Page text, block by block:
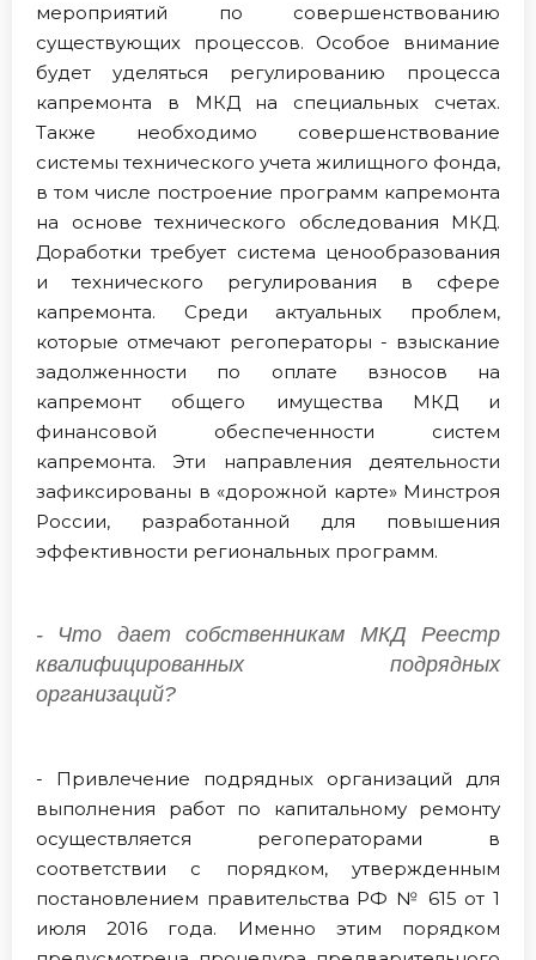
мероприятий по совершенствованию
существующих процессов. Особое внимание
будет уделяться регулированию процесса
капремонта в МКД на специальных счетах.
Также необходимо совершенствование
системы технического учета жилищного фонда,
в том числе построение программ капремонта
на основе технического обследования МКД.
Доработки требует система ценообразования
и технического регулирования в сфере
капремонта. Среди актуальных проблем,
которые отмечают регоператоры - взыскание
задолженности по оплате взносов на
капремонт общего имущества МКД и
финансовой обеспеченности систем
капремонта. Эти направления деятельности
зафиксированы в «дорожной карте» Минстроя
России, разработанной для повышения
эффективности региональных программ.
- Что дает собственникам МКД Реестр
квалифицированных подрядных
организаций?
- Привлечение подрядных организаций для
выполнения работ по капитальному ремонту
осуществляется регоператорами в
соответствии с порядком, утвержденным
постановлением правительства РФ № 615 от 1
июля 2016 года. Именно этим порядком